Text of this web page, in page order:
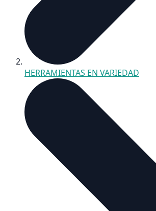
HERRAMIENTAS EN VARIEDAD